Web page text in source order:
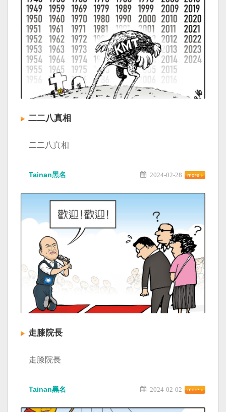
二二八真相
二二八真相
Tainan黑名 2024-02-28
走膝院長
走膝院長
Tainan黑名 2024-02-02